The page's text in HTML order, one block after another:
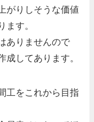
がりしそうな価値
ます。
ありませんので
成してあります。
工をこれから目指